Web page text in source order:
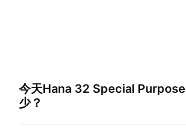
今天Hana 32 Special
少？